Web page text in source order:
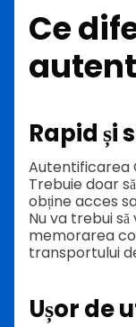
Ce
Rapid și
Autentificarea
Trebuie doar
obține acces
Nu va trebui
memorarea
transportului
Ușor de